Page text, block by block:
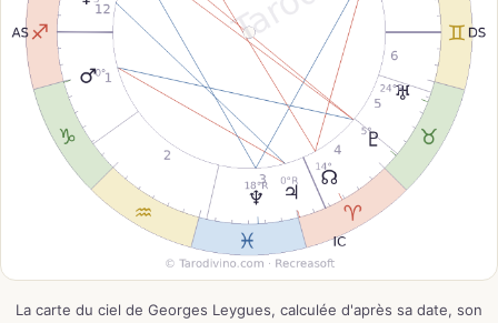
La carte du ciel de Georges Leygues, calculée d'après sa date, son